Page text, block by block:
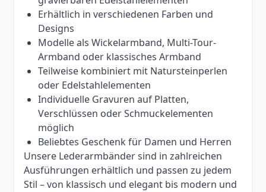
Erhältlich in verschiedenen Farben und
Designs
Modelle als Wickelarmband, Multi-Tour-
Armband oder klassisches Armband
Teilweise kombiniert mit Natursteinperlen
oder Edelstahlelementen
Individuelle Gravuren auf Platten,
Verschlüssen oder Schmuckelementen
möglich
Beliebtes Geschenk für Damen und Herren
Unsere Lederarmbänder sind in zahlreichen
Ausführungen erhältlich und passen zu jedem
Stil – von klassisch und elegant bis modern und